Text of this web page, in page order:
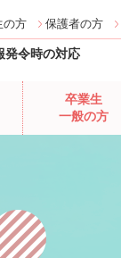
の方 保護者の方
発令時の対応
卒業生
一般の方